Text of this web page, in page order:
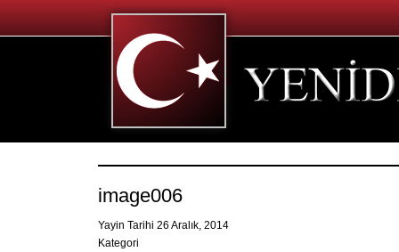
image006
Yayin Tarihi 26 Aralık, 2014
Kategori